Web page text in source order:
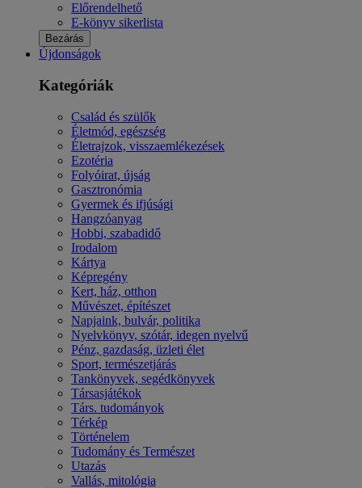
Előrendelhető
E-könyv sikerlista
Bezárás
Újdonságok
Kategóriák
Család és szülők
Életmód, egészség
Életrajzok, visszaemlékezések
Ezotéria
Folyóirat, újság
Gasztronómia
Gyermek és ifjúsági
Hangzóanyag
Hobbi, szabadidő
Irodalom
Kártya
Képregény
Kert, ház, otthon
Művészet, építészet
Napjaink, bulvár, politika
Nyelvkönyv, szótár, idegen nyelvű
Pénz, gazdaság, üzleti élet
Sport, természetjárás
Tankönyvek, segédkönyvek
Társasjátékok
Társ. tudományok
Térkép
Történelem
Tudomány és Természet
Utazás
Vallás, mitológia